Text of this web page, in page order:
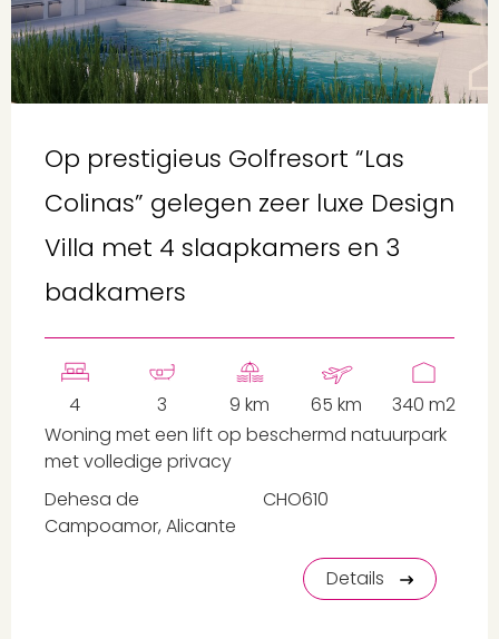
Op prestigieus Golfresort “Las
Colinas” gelegen zeer luxe Design
Villa met 4 slaapkamers en 3
badkamers
4 3 9 km 65 km
340 m2
Woning met een lift op beschermd natuurpark
met volledige privacy
Dehesa de
Campoamor, Alicante
CHO610
Details